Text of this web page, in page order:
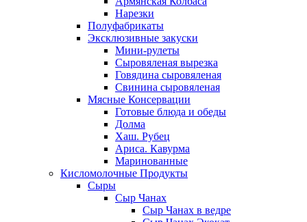
Нарезки
Полуфабрикаты
Эксклюзивные закуски
Мини-рулеты
Сыровяленая вырезка
Говядина сыровяленая
Свинина сыровяленая
Мясные Консервации
Готовые блюда и обеды
Долма
Хаш. Рубец
Ариса. Кавурма
Маринованные
Кисломолочные Продукты
Сыры
Сыр Чанах
Сыр Чанах в ведре